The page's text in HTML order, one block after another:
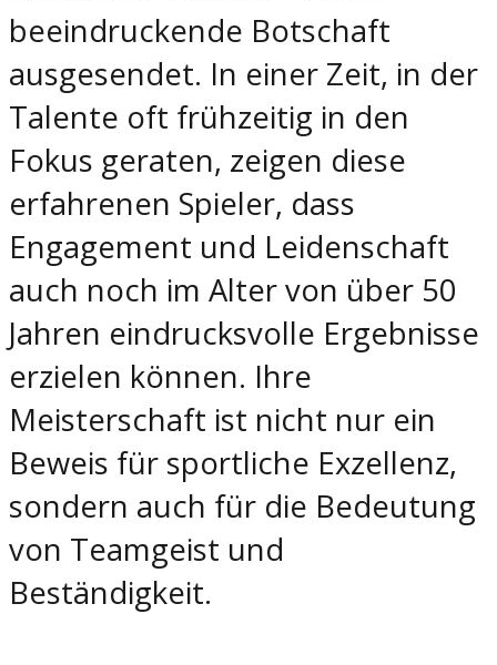
beeindruckende Botschaft
ausgesendet. In einer Zeit, in der
Talente oft frühzeitig in den
Fokus geraten, zeigen diese
erfahrenen Spieler, dass
Engagement und Leidenschaft
auch noch im Alter von über 50
Jahren eindrucksvolle Ergebnisse
erzielen können. Ihre
Meisterschaft ist nicht nur ein
Beweis für sportliche Exzellenz,
sondern auch für die Bedeutung
von Teamgeist und
Beständigkeit.